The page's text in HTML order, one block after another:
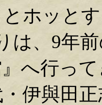
ホッと
は、9年
』へ行っ
伊與田正